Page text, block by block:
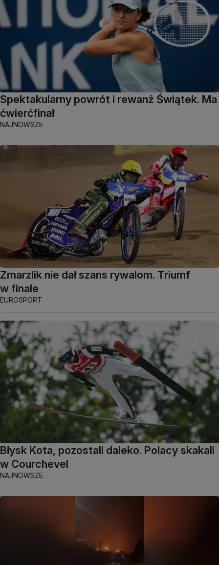
Spektakularny powrót i rewanż Świątek. Ma
ćwierćfinał
NAJNOWSZE
Zmarzlik nie dał szans rywalom. Triumf
w finale
EUROSPORT
Błysk Kota, pozostali daleko. Polacy skakali
w Courchevel
NAJNOWSZE